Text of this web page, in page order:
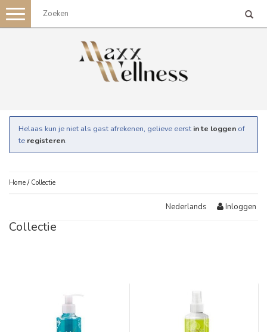
Toggle
navigation
Helaas kun je niet als gast afrekenen, gelieve eerst in te loggen of
te registeren.
Home / Collectie
Nederlands Inloggen
Collectie